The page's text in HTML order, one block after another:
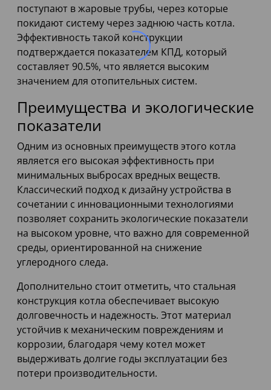
поступают в жаровые трубы, через которые
покидают систему через заднюю часть котла.
Эффективность такой конструкции
подтверждается показателем КПД, который
составляет 90.5%, что является высоким
значением для отопительных систем.
Преимущества и экологические
показатели
Одним из основных преимуществ этого котла
является его высокая эффективность при
минимальных выбросах вредных веществ.
Классический подход к дизайну устройства в
сочетании с инновационными технологиями
позволяет сохранить экологические показатели
на высоком уровне, что важно для современной
среды, ориентированной на снижение
углеродного следа.
Дополнительно стоит отметить, что стальная
конструкция котла обеспечивает высокую
долговечность и надежность. Этот материал
устойчив к механическим повреждениям и
коррозии, благодаря чему котел может
выдерживать долгие годы эксплуатации без
потери производительности.